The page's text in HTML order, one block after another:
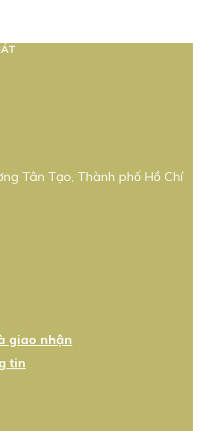
Tân Tạo, Thành phố Hồ Chí
giao nhận
tin